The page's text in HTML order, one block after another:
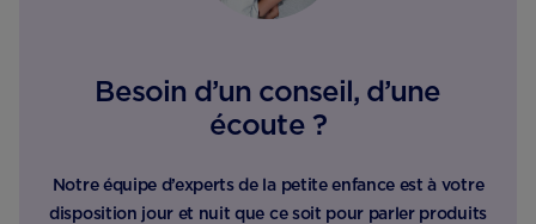
Besoin d’un conseil, d’une
écoute ?
Notre équipe d’experts de la petite enfance est à votre
disposition jour et nuit que ce soit pour parler produits